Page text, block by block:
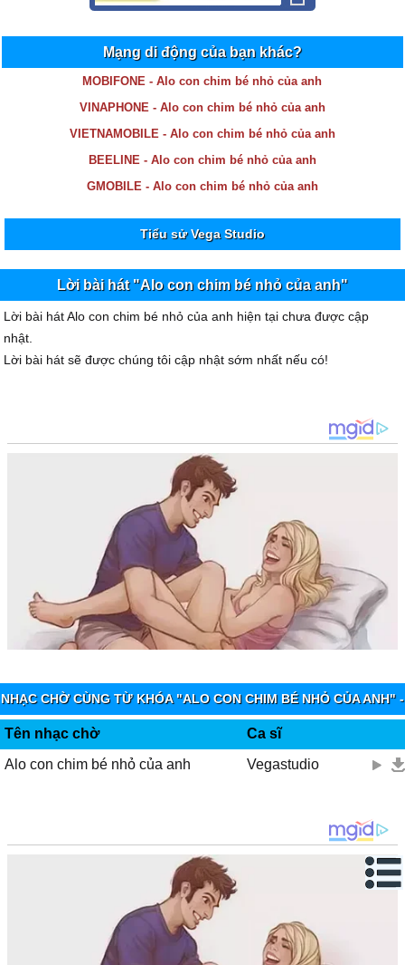
Mạng di động của bạn khác?
MOBIFONE - Alo con chim bé nhỏ của anh
VINAPHONE - Alo con chim bé nhỏ của anh
VIETNAMOBILE - Alo con chim bé nhỏ của anh
BEELINE - Alo con chim bé nhỏ của anh
GMOBILE - Alo con chim bé nhỏ của anh
Tiểu sử Vega Studio
Lời bài hát "Alo con chim bé nhỏ của anh"
Lời bài hát Alo con chim bé nhỏ của anh hiện tại chưa được cập
nhật.
Lời bài hát sẽ được chúng tôi cập nhật sớm nhất nếu có!
NHẠC CHỜ CÙNG TỪ KHÓA "ALO CON CHIM BÉ NHỎ CỦA ANH" -
VIETTEL IMUZIK
Tên nhạc chờ
Ca sĩ
Alo con chim bé nhỏ của anh
Vegastudio